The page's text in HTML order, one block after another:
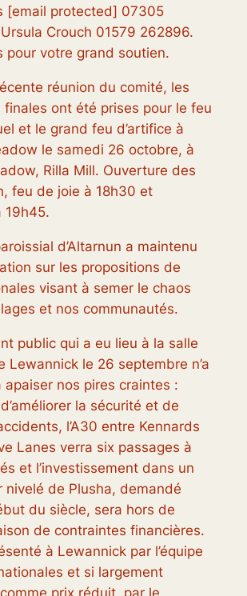
[email protected] 07305
Crouch 01579 262896.
pour votre grand soutien.
réunion du comité, les
finales ont été prises pour le feu
et le grand feu d’artifice à
le samedi 26 octobre, à
Rilla Mill. Ouverture des
feu de joie à 18h30 et
19h45.
d’Altarnun a maintenu
sur les propositions de
visant à semer le chaos
et nos communautés.
public qui a eu lieu à la salle
Lewannick le 26 septembre n’a
apaiser nos pires craintes :
la sécurité et de
l’A30 entre Kennards
Lanes verra six passages à
et l’investissement dans un
nivelé de Plusha, demandé
du siècle, sera hors de
de contraintes financières.
à Lewannick par l’équipe
et si largement
prix réduit, par le